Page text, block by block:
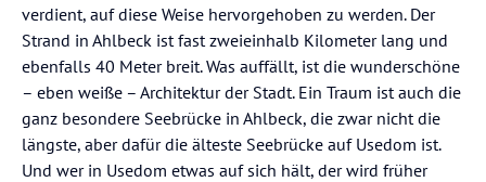
verdient, auf diese Weise hervorgehoben zu werden. Der
Strand in Ahlbeck ist fast zweieinhalb Kilometer lang und
ebenfalls 40 Meter breit. Was auffällt, ist die wunderschöne
– eben weiße – Architektur der Stadt. Ein Traum ist auch die
ganz besondere Seebrücke in Ahlbeck, die zwar nicht die
längste, aber dafür die älteste Seebrücke auf Usedom ist.
Und wer in Usedom etwas auf sich hält, der wird früher